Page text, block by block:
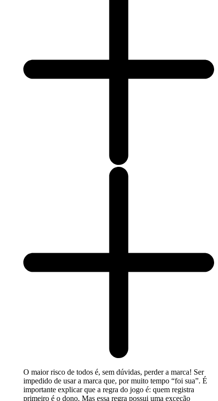
O maior risco de todos é, sem dúvidas, perder a marca! Ser
impedido de usar a marca que, por muito tempo “foi sua”. É
importante explicar que a regra do jogo é: quem registra
primeiro é o dono. Mas essa regra possui uma exceção